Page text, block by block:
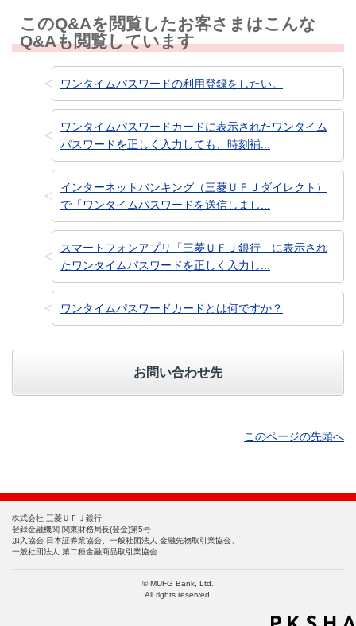
このQ&Aを閲覧したお客さまはこんな
Q&Aも閲覧しています
ワンタイムパスワードの利用登録をしたい。
ワンタイムパスワードカードに表示されたワンタイム
パスワードを正しく入力しても、時刻補...
インターネットバンキング（三菱ＵＦＪダイレクト）
で「ワンタイムパスワードを送信しまし...
スマートフォンアプリ「三菱ＵＦＪ銀行」に表示され
たワンタイムパスワードを正しく入力し...
ワンタイムパスワードカードとは何ですか？
お問い合わせ先
このページの先頭へ
株式会社 三菱ＵＦＪ銀行
登録金融機関 関東財務局長(登金)第5号
加入協会 日本証券業協会、一般社団法人 金融先物取引業協会、
一般社団法人 第二種金融商品取引業協会
© MUFG Bank, Ltd.
All rights reserved.